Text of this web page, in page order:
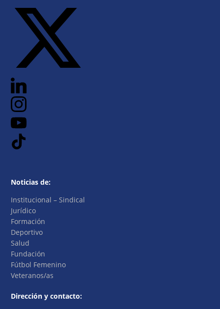
Noticias de:
Institucional – Sindical
Jurídico
Formación
Deportivo
Salud
Fundación
Fútbol Femenino
Veteranos/as
Dirección y contacto: